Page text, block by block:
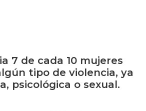
7 de cada 10 mujeres
tipo de violencia, ya
psicológica o sexual.